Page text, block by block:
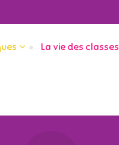
La vie des classes